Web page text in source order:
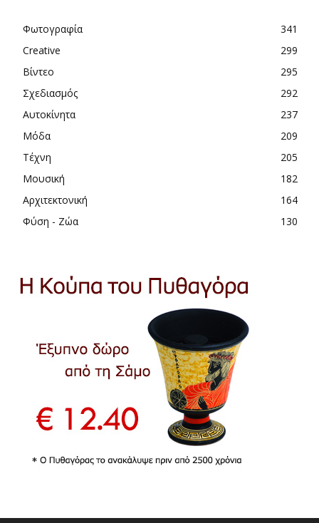
Φωτογραφία
341
Creative
299
Βίντεο
295
Σχεδιασμός
292
Αυτοκίνητα
237
Μόδα
209
Τέχνη
205
Μουσική
182
Αρχιτεκτονική
164
Φύση - Ζώα
130